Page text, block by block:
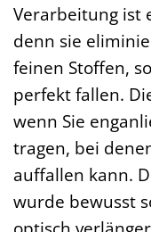
Verarbeitung ist
denn sie
feinen Stoffen,
perfekt fallen.
wenn Sie
tragen, bei
auffallen kann.
wurde bewusst